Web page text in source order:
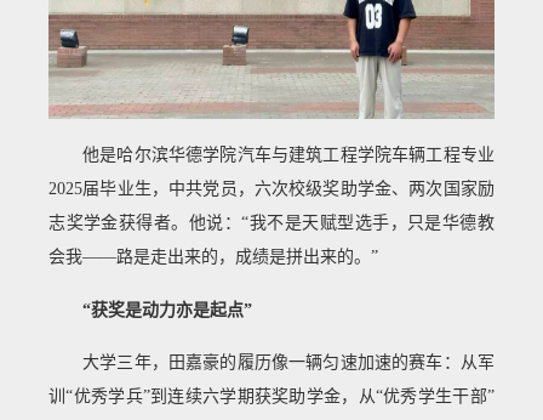
他是哈尔滨华德学院汽车与建筑工程学院车辆工程专业
2025届毕业生，中共党员，六次校级奖助学金、两次国家励
志奖学金获得者。他说：“我不是天赋型选手，只是华德教
会我——路是走出来的，成绩是拼出来的。”
“获奖是动力亦是起点”
大学三年，田嘉豪的履历像一辆匀速加速的赛车：从军
训“优秀学兵”到连续六学期获奖助学金，从“优秀学生干部”